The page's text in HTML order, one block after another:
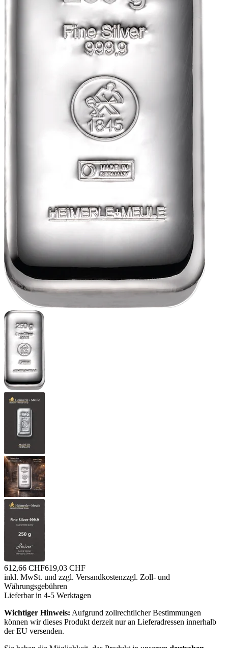
612,66 CHF619,03 CHF
inkl. MwSt. und zzgl. Versandkostenzzgl. Zoll- und
Währungsgebühren
Lieferbar in 4-5 Werktagen
Wichtiger Hinweis: Aufgrund zollrechtlicher Bestimmungen
können wir dieses Produkt derzeit nur an Lieferadressen innerhalb
der EU versenden.